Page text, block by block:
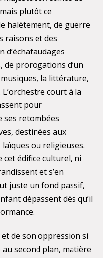
plutôt ce
halètement, de guerre
raisons et des
d’échafaudages
de prorogations d’un
la littérature,
. L’orchestre court à la
pour
ses retombées
destinées aux
ou religieuses.
cet édifice culturel, ni
et s’en
juste un fond passif,
dépassent dès qu’il
de son oppression si
second plan, matière